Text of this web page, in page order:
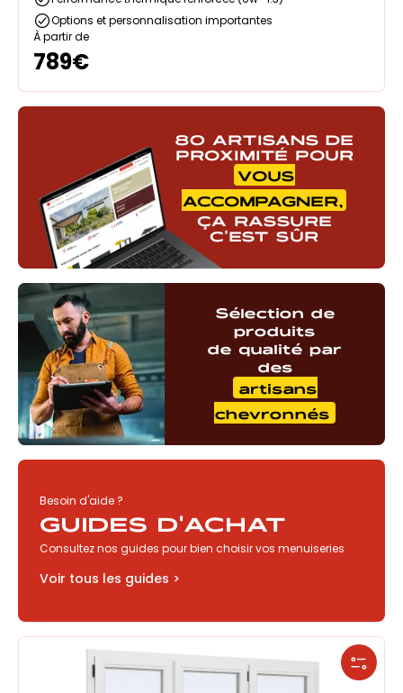
Options et personnalisation importantes
À partir de
789€
80 ARTISANS DE
PROXIMITÉ POUR
VOUS
ACCOMPAGNER,
ÇA RASSURE
C'EST SÛR
Sélection de
produits
de qualité par
des
artisans
chevronnés
Besoin d'aide ?
GUIDES D'ACHAT
Consultez nos guides pour bien choisir vos menuiseries
Voir tous les guides >